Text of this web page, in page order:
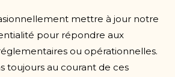
mettre à jour notre
pour répondre aux
ou opérationnelles.
toujours au courant de ces